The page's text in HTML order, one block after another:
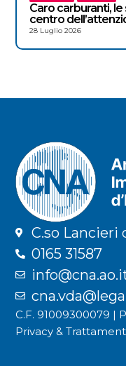
Caro carburanti, le
centro
28 Luglio 2026
C.so Lancieri
0165 31587
C.F. 91009300079 |
Privacy &